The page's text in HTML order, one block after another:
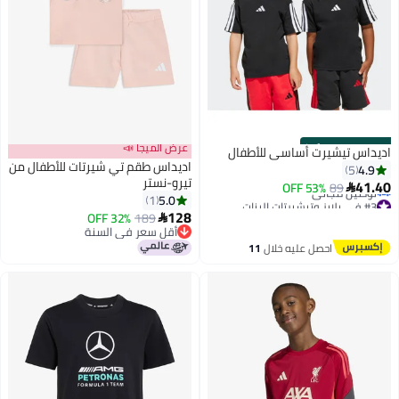
00m:00s
·
6 Left
اديداس تيشيرت أساسي للأطفال
4.9
5
41.40
89
53% OFF
#3 في بلايز وتيشيرتات البنات
أقل سعر في السنة
#3 في بلايز وتيشيرتات البنات احصل عليه خلال 11
عرض الميجا 📣
اديداس طقم تي شيرتات للأطفال من
تيرو-نستر
5.0
1
128
189
32% OFF
أقل سعر في السنة
أقل سعر في السنة